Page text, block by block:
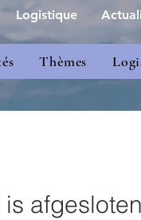
Thèmes
Logistique
afgesloten